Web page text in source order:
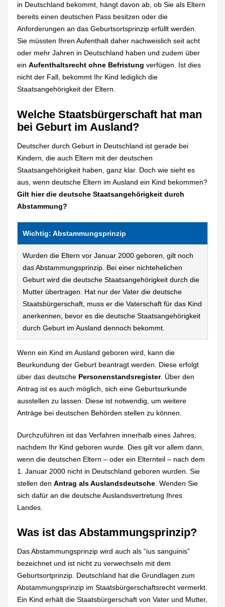
in Deutschland bekommt, hängt davon ab, ob Sie als Eltern
bereits einen deutschen Pass besitzen oder die
Anforderungen an das Geburtsortsprinzip erfüllt werden.
Sie müssten Ihren Aufenthalt daher nachweislich seit acht
oder mehr Jahren in Deutschland haben und zudem über
einAufenthaltsrecht ohne Befristung verfügen. Ist dies
nicht der Fall, bekommt Ihr Kind lediglich die
Staatsangehörigkeit der Eltern.
Welche Staatsbürgerschaft hat man
bei Geburt im Ausland?
Deutscher durch Geburt in Deutschland ist gerade bei
Kindern, die auch Eltern mit der deutschen
Staatsangehörigkeit haben, ganz klar. Doch wie sieht es
aus, wenn deutsche Eltern im Ausland ein Kind bekommen?
Gilt hier die deutsche Staatsangehörigkeit durch
Abstammung?
Wichtig: Abstammungsprinzip
Wurden die Eltern vor Januar 2000 geboren, gilt noch
das Abstammungsprinzip. Bei einer nichtehelichen
Geburt wird die deutsche Staatsangehörigkeit durch die
Mutter übertragen. Hat nur der Vater die deutsche
Staatsbürgerschaft, muss er die Vaterschaft für das Kind
anerkennen, bevor es die deutsche Staatsangehörigkeit
durch Geburt im Ausland dennoch bekommt.
Wenn ein Kind im Ausland geboren wird, kann die
Beurkundung der Geburt beantragt werden. Diese erfolgt
über das deutsche Personenstandsregister. Über den
Antrag ist es auch möglich, sich eine Geburtsurkunde
ausstellen zu lassen. Diese ist notwendig, um weitere
Anträge bei deutschen Behörden stellen zu können.
Durchzuführen ist das Verfahren innerhalb eines Jahres,
nachdem Ihr Kind geboren wurde. Dies gilt vor allem dann,
wenn die deutschen Eltern – oder ein Elternteil – nach dem
1. Januar 2000 nicht in Deutschland geboren wurden. Sie
stellen denAntrag als Auslandsdeutsche . Wenden Sie
sich dafür an die deutsche Auslandsvertretung Ihres
Landes.
Was ist das Abstammungsprinzip?
Das Abstammungsprinzip wird auch als “ius sanguinis”
bezeichnet und ist nicht zu verwechseln mit dem
Geburtsortprinzip. Deutschland hat die Grundlagen zum
Abstammungsprinzip im Staatsbürgerschaftsrecht vermerkt.
Ein Kind erhält die Staatsbürgerschaft von Vater und Mutter,